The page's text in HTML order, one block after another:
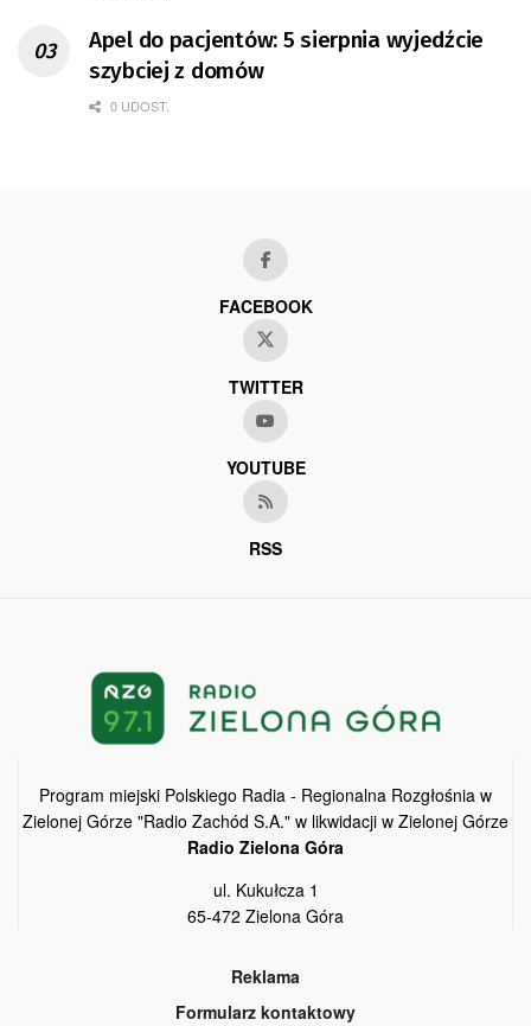
Apel do pacjentów: 5 sierpnia wyjedźcie
szybciej z domów
0 UDOST.
FACEBOOK
TWITTER
YOUTUBE
RSS
Program miejski Polskiego Radia - Regionalna Rozgłośnia w
Zielonej Górze "Radio Zachód S.A." w likwidacji w Zielonej Górze
Radio Zielona Góra
ul. Kukułcza 1
65-472 Zielona Góra
Reklama
Formularz kontaktowy